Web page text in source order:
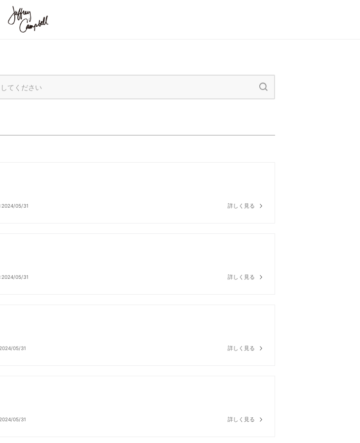
05/31 詳しく見る
05/31 詳しく見る
05/31 詳しく見る
05/31 詳しく見る